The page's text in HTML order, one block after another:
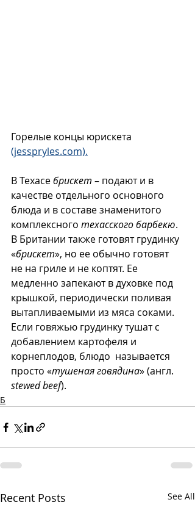
Горелые концы юрискета
(jesspryles.com).
В Техасе брискет – подают и в
качестве отдельного основного
блюда и в составе знаменитого
комплексного техасского барбекю.
В Британии также готовят грудинку
«брискет», но ее обычно готовят
не на гриле и не коптят. Ее
медленно запекают в духовке под
крышкой, периодически поливая
вытапливаемыми из мяса соками.
Если говяжью грудинку тушат с
добавлением картофеля и
корнеплодов, блюдо  называется
просто «тушеная говядина» (англ.
stewed beef).
Б
Recent Posts See All